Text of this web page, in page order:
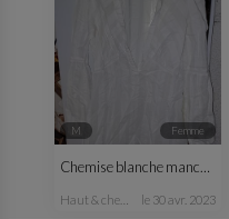
M femme
Chemise blanche manches longues
haut & chemisier le 30 avr. 2023